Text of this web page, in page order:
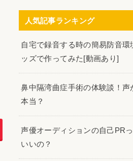
人気記事ランキング
自宅で録音する時の簡易防音環
ッズで作ってみた[動画あり]
鼻中隔湾曲症手術の体験談！声
本当？
声優オーディションの自己PR
いいの？